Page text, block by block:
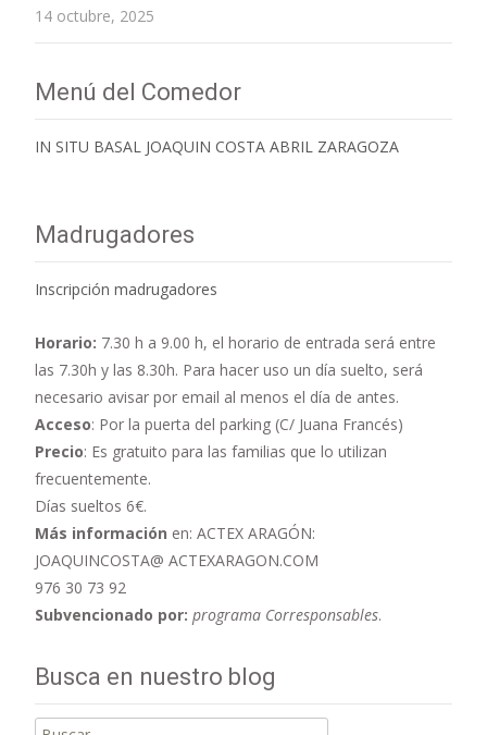
14 octubre, 2025
Menú del Comedor
IN SITU BASAL JOAQUIN COSTA ABRIL ZARAGOZA
Madrugadores
Inscripción madrugadores
Horario: 7.30 h a 9.00 h, el horario de entrada será entre
las 7.30h y las 8.30h. Para hacer uso un día suelto, será
necesario avisar por email al menos el día de antes.
Acceso: Por la puerta del parking (C/ Juana Francés)
Precio: Es gratuito para las familias que lo utilizan
frecuentemente.
Días sueltos 6€.
Más información en: ACTEX ARAGÓN:
JOAQUINCOSTA@ ACTEXARAGON.COM
976 30 73 92
Subvencionado por: programa Corresponsables.
Busca en nuestro blog
Buscar